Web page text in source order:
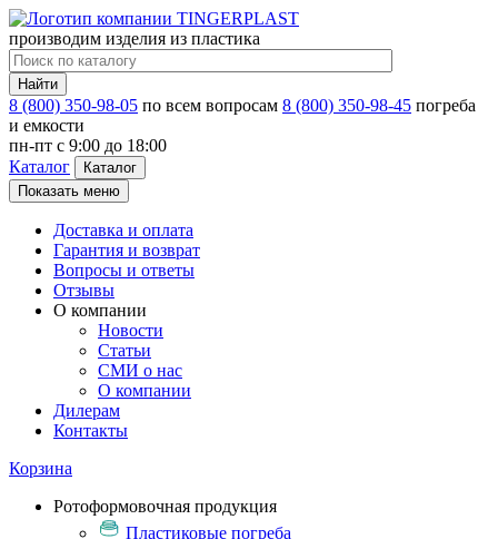
производим изделия из пластика
Найти
8 (800) 350-98-05 по всем вопросам 8 (800) 350-98-45 погреба
и емкости
пн-пт c 9:00 до 18:00
Каталог
Каталог
Показать меню
Доставка и оплата
Гарантия и возврат
Вопросы и ответы
Отзывы
О компании
Новости
Статьи
СМИ о нас
О компании
Дилерам
Контакты
Корзина
Ротоформовочная продукция
Пластиковые погреба